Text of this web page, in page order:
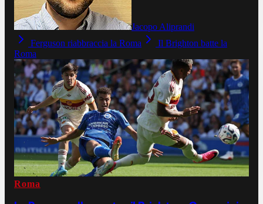
Jacopo Aliprandi
Ferguson riabbraccia la Roma
Il Brighton batte la
Roma
Roma